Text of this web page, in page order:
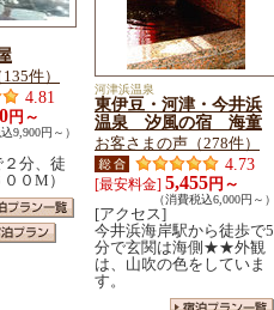
件）
4.81
円～
9,900円～）
分、徒
０M）
河津浜温泉
東伊豆・河津・今井浜
温泉 汐風の宿 海童
お客さまの声（278件）
4.73
[最安料金] 5,455円～
（消費税込6,000円～）
[アクセス]
今井浜海岸駅から徒歩で5
分で玄関は海側★★外観
は、山吹の色をしていま
す。